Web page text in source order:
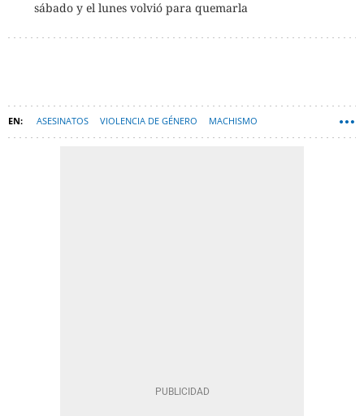
sábado y el lunes volvió para quemarla
ASESINATOS VIOLENCIA DE GÉNERO MACHISMO